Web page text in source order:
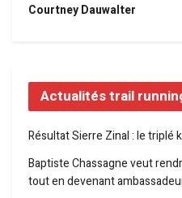
Courtney Dauwalter
Actualités trail
Résultat Sierre Zinal : le triplé
Baptiste Chassagne veut
tout en devenant